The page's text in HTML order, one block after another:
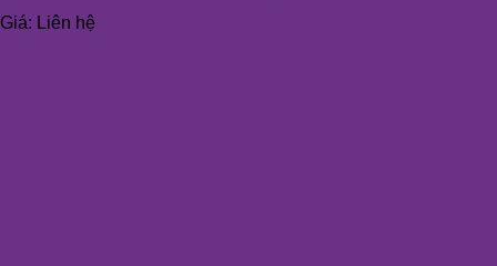
Giá: Liên hệ